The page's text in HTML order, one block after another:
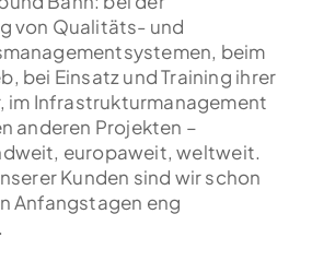
von Qualitäts- und
beim
bei Einsatz und Training ihrer
im Infrastrukturmanagement
anderen Projekten –
europaweit, weltweit.
Kunden sind wir schon
Anfangstagen eng